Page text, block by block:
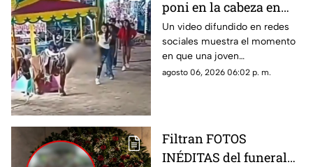
poni en la cabeza en
una feria
Un video difundido en redes
sociales muestra el momento
en que una joven
presuntamente golpeó a un
agosto 06, 2026 06:02 p. m.
Filtran FOTOS
INÉDITAS del funeral